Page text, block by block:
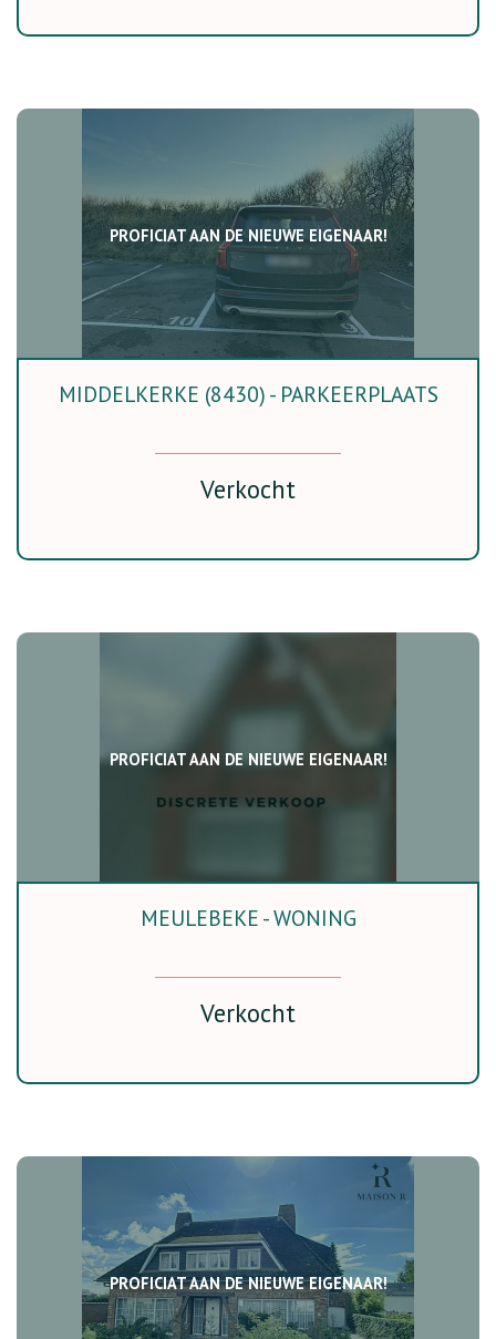
PROFICIAT AAN DE NIEUWE EIGENAAR!
MIDDELKERKE (8430) - PARKEERPLAATS
Verkocht
PROFICIAT AAN DE NIEUWE EIGENAAR!
MEULEBEKE - WONING
Verkocht
PROFICIAT AAN DE NIEUWE EIGENAAR!